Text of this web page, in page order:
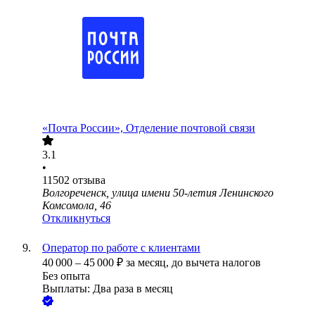
«Почта России», Отделение почтовой связи
3.1
•
11502 отзыва
Волгореченск, улица имени 50-летия Ленинского
Комсомола, 46
Откликнуться
Оператор по работе с клиентами
40 000 – 45 000 ₽ за месяц, до вычета налогов
Без опыта
Выплаты: Два раза в месяц